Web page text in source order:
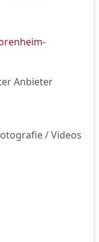
Anbieter
/ Videos